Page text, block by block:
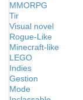
MMORPG
Tir
Visual novel
Rogue-Like
Minecraft-like
LEGO
Indies
Gestion
Mode